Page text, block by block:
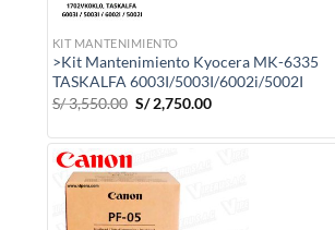
KIT MANTENIMIENTO
>Kit Mantenimiento Kyocera MK-6335
TASKALFA 6003I/5003I/6002i/5002I
S/3,550.00 El
precio
era:
S/2,750.00El
es: